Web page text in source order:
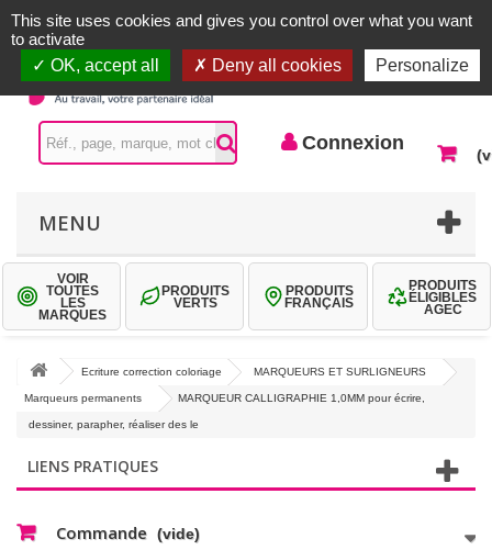
Contactez-nous
Connexion
MENU
VOIR
TOUTES
LES
MARQUES
PRODUITS
VERTS
PRODUITS
FRANÇAIS
PRODUITS
ÉLIGIBLES
AGEC
Ecriture correction coloriage MARQUEURS ET SURLIGNEURS
Marqueurs permanents MARQUEUR CALLIGRAPHIE 1,0MM pour écrire,
dessiner, parapher, réaliser des le
LIENS PRATIQUES
Commande (vide)
This site uses cookies and gives you control over what you want
to activate
OK, accept all
Deny all cookies Personalize